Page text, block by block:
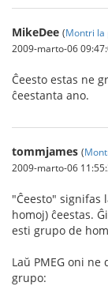
MikeDee (Montri la
2009-marto-06
Ĉeesto estas ne
ĉeestanta ano.
tommjames (
2009-marto-06
"Ĉeesto" signifas
homoj) ĉeestas.
esti grupo de
Laŭ PMEG oni
grupo: